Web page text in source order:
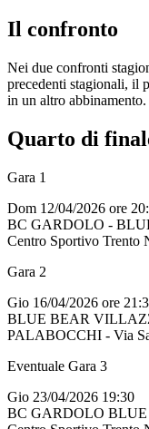
Il confronto
Nei due confronti
precedenti stagionali, il
in un altro abbinamento.
Quarto di
Gara 1
Dom 12/04/2026 ore
BC GARDOLO -
Centro Sportivo
Gara 2
Gio 16/04/2026 ore
BLUE BEAR
PALABOCCHI - Via
Eventuale Gara 3
Gio 23/04/2026 19:30
BC GARDOLO